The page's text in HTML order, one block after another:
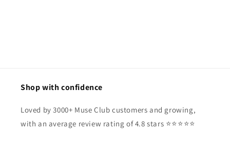
Shop with confidence
Loved by 3000+ Muse Club customers and growing,
with an average review rating of 4.8 stars ⭐️⭐️⭐️⭐️⭐️